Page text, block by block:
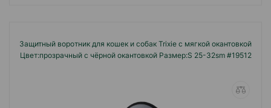
Защитный воротник для кошек и собак Trixie с мягкой окантовкой
Цвет:прозрачный с чёрной окантовкой Размер:S 25-32sm #19512